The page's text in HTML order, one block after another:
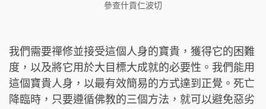
參查什貢仁波切
我們需要禪修並接受這個人身的寶貴，獲得它的困難
度，以及將它用於大目標大成就的必要性。我們能用
這個寶貴人身，以最有效簡易的方式達到正覺。死亡
降臨時，只要遵循佛教的三個方法，就可以避免惡劣